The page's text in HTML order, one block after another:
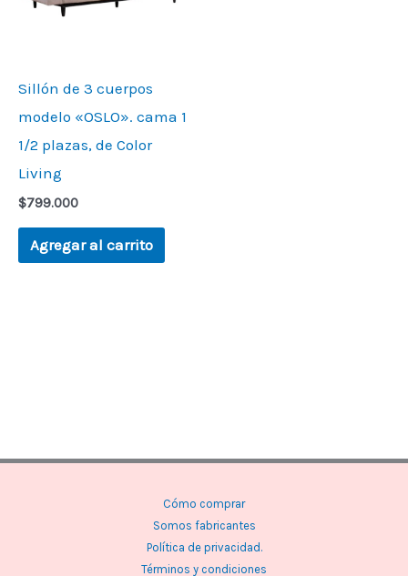
Sillón de 3 cuerpos
modelo «OSLO». cama 1
1/2 plazas, de Color
Living
$799.000
Agregar al carrito
Cómo comprar
Somos fabricantes
Política de privacidad.
Términos y condiciones